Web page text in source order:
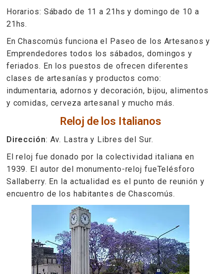
Horarios: Sábado de 11 a 21hs y domingo de 10 a
21hs.
En Chascomús funciona el Paseo de los Artesanos y
Emprendedores todos los sábados, domingos y
feriados. En los puestos de ofrecen diferentes
clases de artesanías y productos como:
indumentaria, adornos y decoración, bijou, alimentos
y comidas, cerveza artesanal y mucho más.
Reloj de los Italianos
Dirección: Av. Lastra y Libres del Sur.
El reloj fue donado por la colectividad italiana en
1939. El autor del monumento-reloj fueTelésforo
Sallaberry. En la actualidad es el punto de reunión y
encuentro de los habitantes de Chascomús.